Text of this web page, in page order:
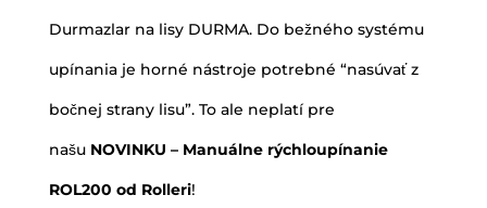
Durmazlar na lisy DURMA. Do bežného systému
upínania je horné nástroje potrebné “nasúvať z
bočnej strany lisu”. To ale neplatí pre
našu NOVINKU – Manuálne rýchloupínanie
ROL200 od Rolleri!